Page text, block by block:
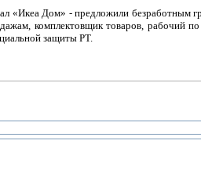
«Икеа Дом» - предложили безработным
комплектовщик товаров, рабочий
защиты РТ.